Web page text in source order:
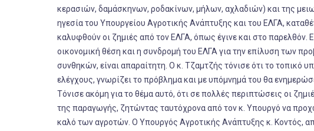
κερασιών, δαμάσκηνων, ροδακίνων, μήλων, αχλαδιών) και της
ηγεσία του Υπουργείου Αγροτικής Ανάπτυξης και του ΕΛΓΑ,
καλυφθούν οι ζημιές από τον ΕΛΓΑ, όπως έγινε και στο παρελθόν.
οικονομική θέση και η συνδρομή του ΕΛΓΑ για την επίλυση των
συνθηκών, είναι απαραίτητη. Ο κ. Τζαμτζής τόνισε ότι το τοπικό
ελέγχους, γνωρίζει το πρόβλημα και με υπόμνημά του θα
Τόνισε ακόμη για το θέμα αυτό, ότι σε πολλές περιπτώσεις οι
της παραγωγής, ζητώντας ταυτόχρονα από τον κ. Υπουργό να
καλό των αγροτών. Ο Υπουργός Αγροτικής Ανάπτυξης κ. Κοντός,